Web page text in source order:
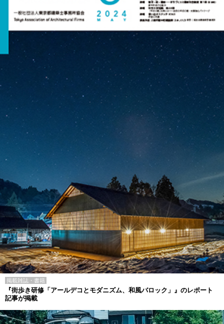
掲載雑誌・書籍
『街歩き研修「アールデコとモダニズム、和風バロック」』のレポート
記事が掲載